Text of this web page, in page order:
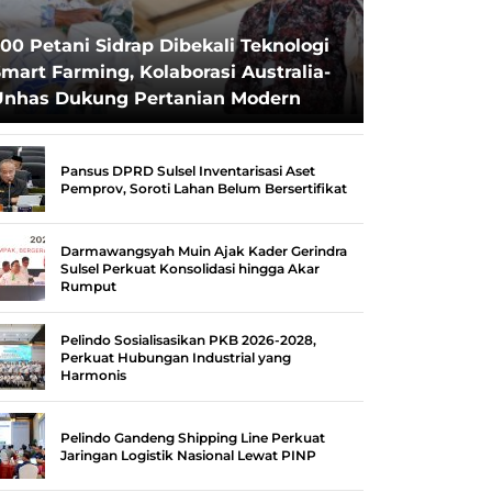
Petani Sidrap Dibekali Teknologi
Farming, Kolaborasi Australia-
Dukung Pertanian Modern
Pansus DPRD Sulsel Inventarisasi Aset
Pemprov, Soroti Lahan Belum Bersertifikat
Darmawangsyah Muin Ajak Kader Gerindra
Sulsel Perkuat Konsolidasi hingga Akar
Rumput
Pelindo Sosialisasikan PKB 2026-2028,
Perkuat Hubungan Industrial yang
Harmonis
Pelindo Gandeng Shipping Line Perkuat
Jaringan Logistik Nasional Lewat PINP